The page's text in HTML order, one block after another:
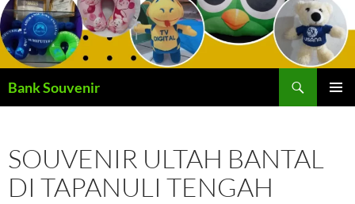
Bank Souvenir
SOUVENIR ULTAH BANTAL
DI TAPANULI TENGAH